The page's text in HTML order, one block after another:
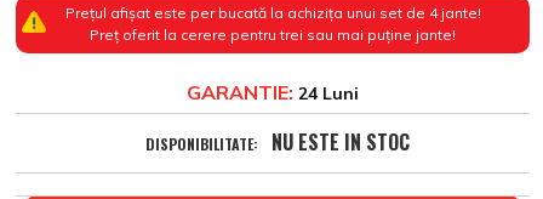
Prețul afișat este per bucată la achizița unui set de 4 jante!
Preț oferit la cerere pentru trei sau mai puține jante!
GARANTIE: 24 Luni
DISPONIBILITATE: NU ESTE IN STOC